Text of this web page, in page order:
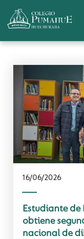
16/06/2026
Estudiante de
obtiene
nacional de